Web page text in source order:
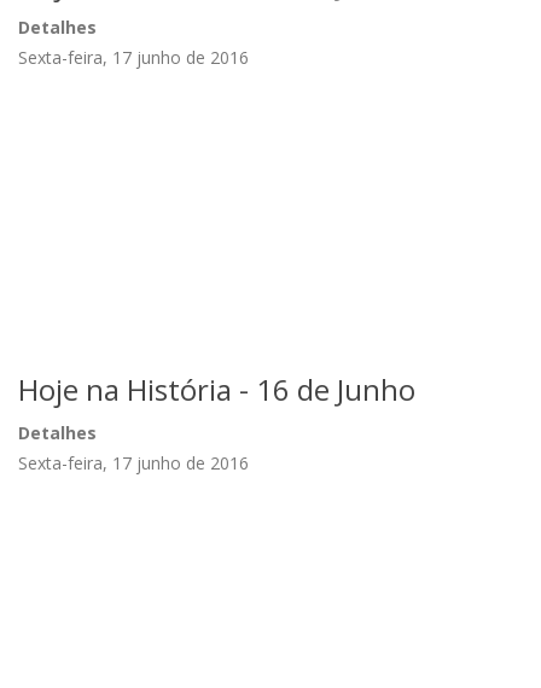
Detalhes
Sexta-feira, 17 junho de 2016
Hoje na História - 16 de Junho
Detalhes
Sexta-feira, 17 junho de 2016